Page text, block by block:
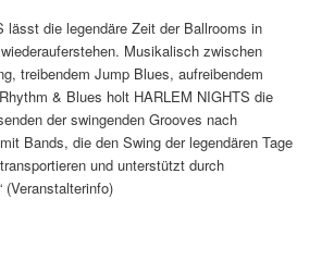
lässt die legendäre Zeit der Ballrooms in
Musikalisch zwischen
treibendem Jump Blues, aufreibendem
& Blues holt HARLEM NIGHTS die
der swingenden Grooves nach
Bands, die den Swing der legendären Tage
und unterstützt durch
(Veranstalterinfo)